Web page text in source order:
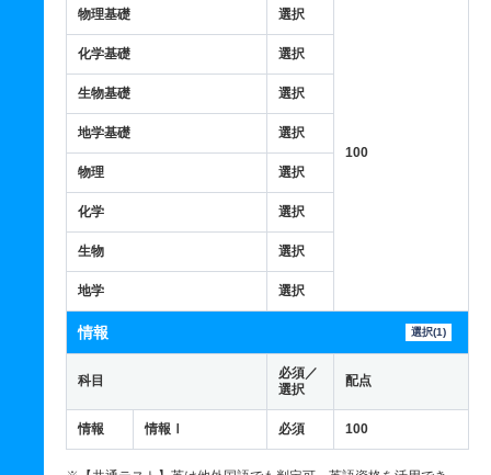
物理基礎 選択
100
化学基礎 選択
生物基礎 選択
地学基礎 選択
物理 選択
化学 選択
生物 選択
地学 選択
情報 選択(1)
科目
必須／
選択
配点
情報 情報Ⅰ 必須 100